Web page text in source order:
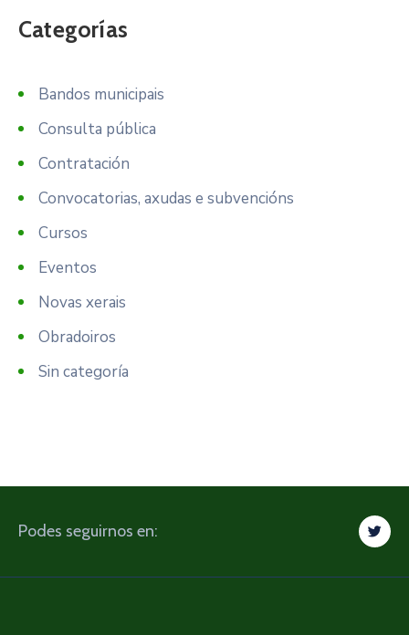
Categorías
Bandos municipais
Consulta pública
Contratación
Convocatorias, axudas e subvencións
Cursos
Eventos
Novas xerais
Obradoiros
Sin categoría
Podes seguirnos en: